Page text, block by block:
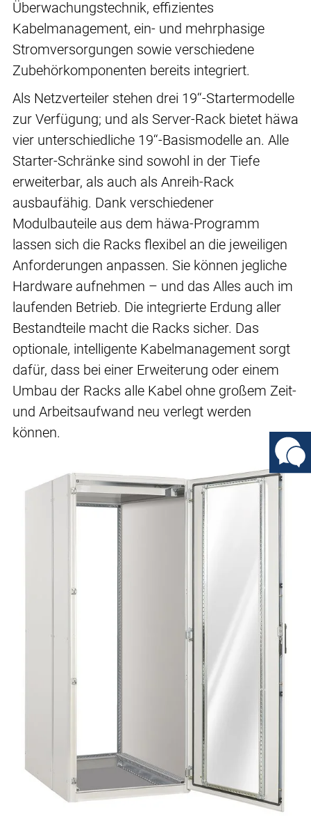
Überwachungstechnik, effizientes
Kabelmanagement, ein- und mehrphasige
Stromversorgungen sowie verschiedene
Zubehörkomponenten bereits integriert.
Als Netzverteiler stehen drei 19‘‘-Startermodelle
zur Verfügung; und als Server-Rack bietet häwa
vier unterschiedliche 19‘‘-Basismodelle an. Alle
Starter-Schränke sind sowohl in der Tiefe
erweiterbar, als auch als Anreih-Rack
ausbaufähig. Dank verschiedener
Modulbauteile aus dem häwa-Programm
lassen sich die Racks flexibel an die jeweiligen
Anforderungen anpassen. Sie können jegliche
Hardware aufnehmen – und das Alles auch im
laufenden Betrieb. Die integrierte Erdung aller
Bestandteile macht die Racks sicher. Das
optionale, intelligente Kabelmanagement sorgt
dafür, dass bei einer Erweiterung oder einem
Umbau der Racks alle Kabel ohne großem Zeit-
und Arbeitsaufwand neu verlegt werden
können.